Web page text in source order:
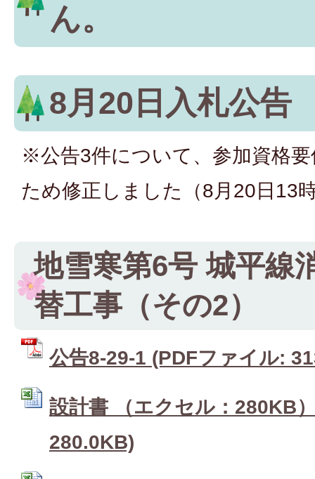
ん。
8月20日入札公告
※公告3件について、参加資格
ため修正しました（8月20日13
地雪寒第6号 城平線
替工事（その2）
公告8-29-1 (PDFファイル:
設計書 （エクセル：280KB
280.0KB)